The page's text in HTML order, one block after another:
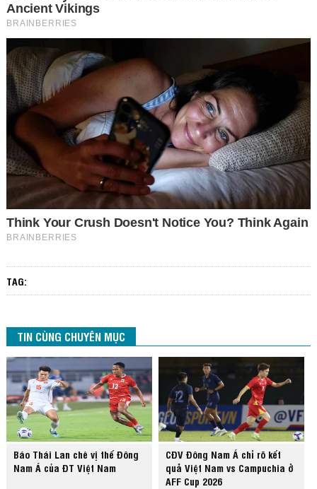
TAG:
TIN CÙNG CHUYÊN MỤC
Báo Thái Lan chê vị thế Đông
Nam Á của ĐT Việt Nam
CĐV Đông Nam Á chỉ rõ kết
quả Việt Nam vs Campuchia ở
AFF Cup 2026